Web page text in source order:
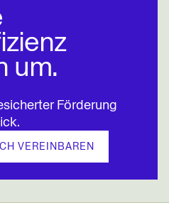
um.
Förderung
VEREINBAREN